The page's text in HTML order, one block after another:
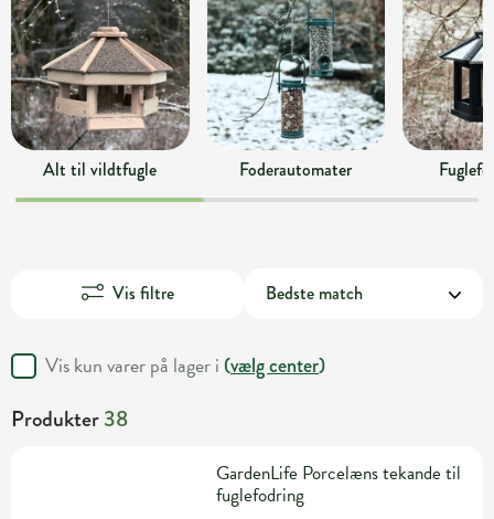
Alt til vildtfugle Foderautomater
Vis filtre
Vis kun varer på lager i (vælg center)
Produkter38
GardenLife Porcelæns tekande til
fuglefodring